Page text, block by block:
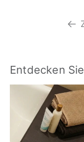
Entdecken